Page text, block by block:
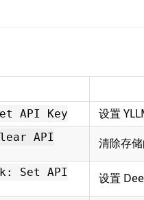
API Key 设置
API
清除存
Set API
设置